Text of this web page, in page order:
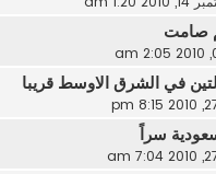
صامت
في الشرق الاوسط قريبا
سراً